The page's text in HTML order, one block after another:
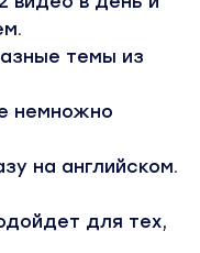
темы из
немножно
на английском.
для тех,